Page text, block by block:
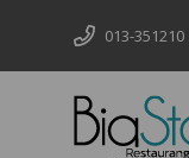
013-351210